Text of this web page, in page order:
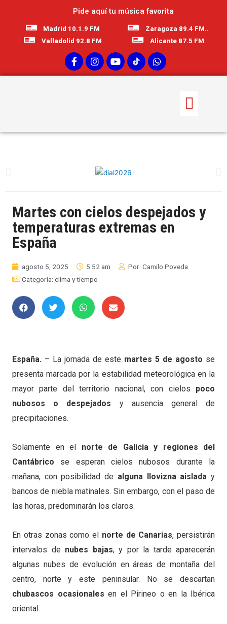
Pide aquí tu música favorita
Madrid 10.1.9 FM
Valladolid 92.8 FM
Zaragoza 89.4 FM..
Alicante 87.5 FM
Martes con cielos despejados y
temperaturas extremas en
España
agosto 5, 2025 5:52 am Por: Camilo Poveda
Categoría: clima y tiempo
España. – La jornada de este martes 5 de agosto se
presenta marcada por la estabilidad meteorológica en la
mayor parte del territorio nacional, con cielos poco
nubosos o despejados y ausencia general de
precipitaciones.
Solamente en el norte de Galicia y regiones del
Cantábrico se esperan cielos nubosos durante la
mañana, con posibilidad de alguna llovizna aislada y
bancos de niebla matinales. Sin embargo, con el paso de
las horas, predominarán los claros.
En otras zonas como el norte de Canarias, persistirán
intervalos de nubes bajas, y por la tarde aparecerán
algunas nubes de evolución en áreas de montaña del
centro, norte y este peninsular. No se descartan
chubascos ocasionales en el Pirineo o en la Ibérica
oriental.